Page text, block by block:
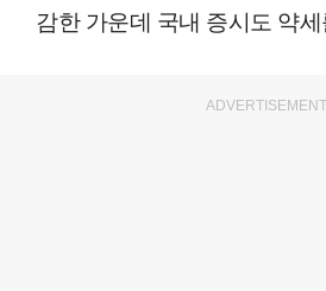
감한 가운데 국내 증시도 약
ADVERTISEMENT